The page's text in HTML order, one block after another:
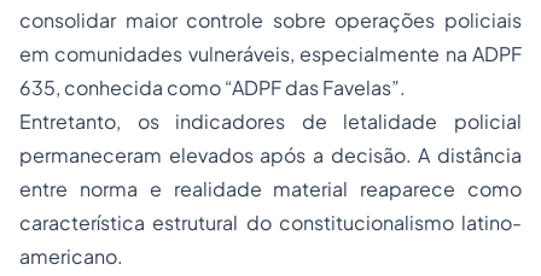
consolidar maior controle sobre operações policiais
em comunidades vulneráveis, especialmente na ADPF
635, conhecida como “ADPF das Favelas”.
Entretanto, os indicadores de letalidade policial
permaneceram elevados após a decisão. A distância
entre norma e realidade material reaparece como
característica estrutural do constitucionalismo latino-
americano.